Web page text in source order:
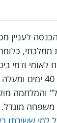
לעניין
ממלכתי,
ודמי
והמלחמה מול